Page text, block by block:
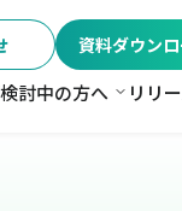
資料ダウン
ンツ
討中の方へ ご検討
リリ